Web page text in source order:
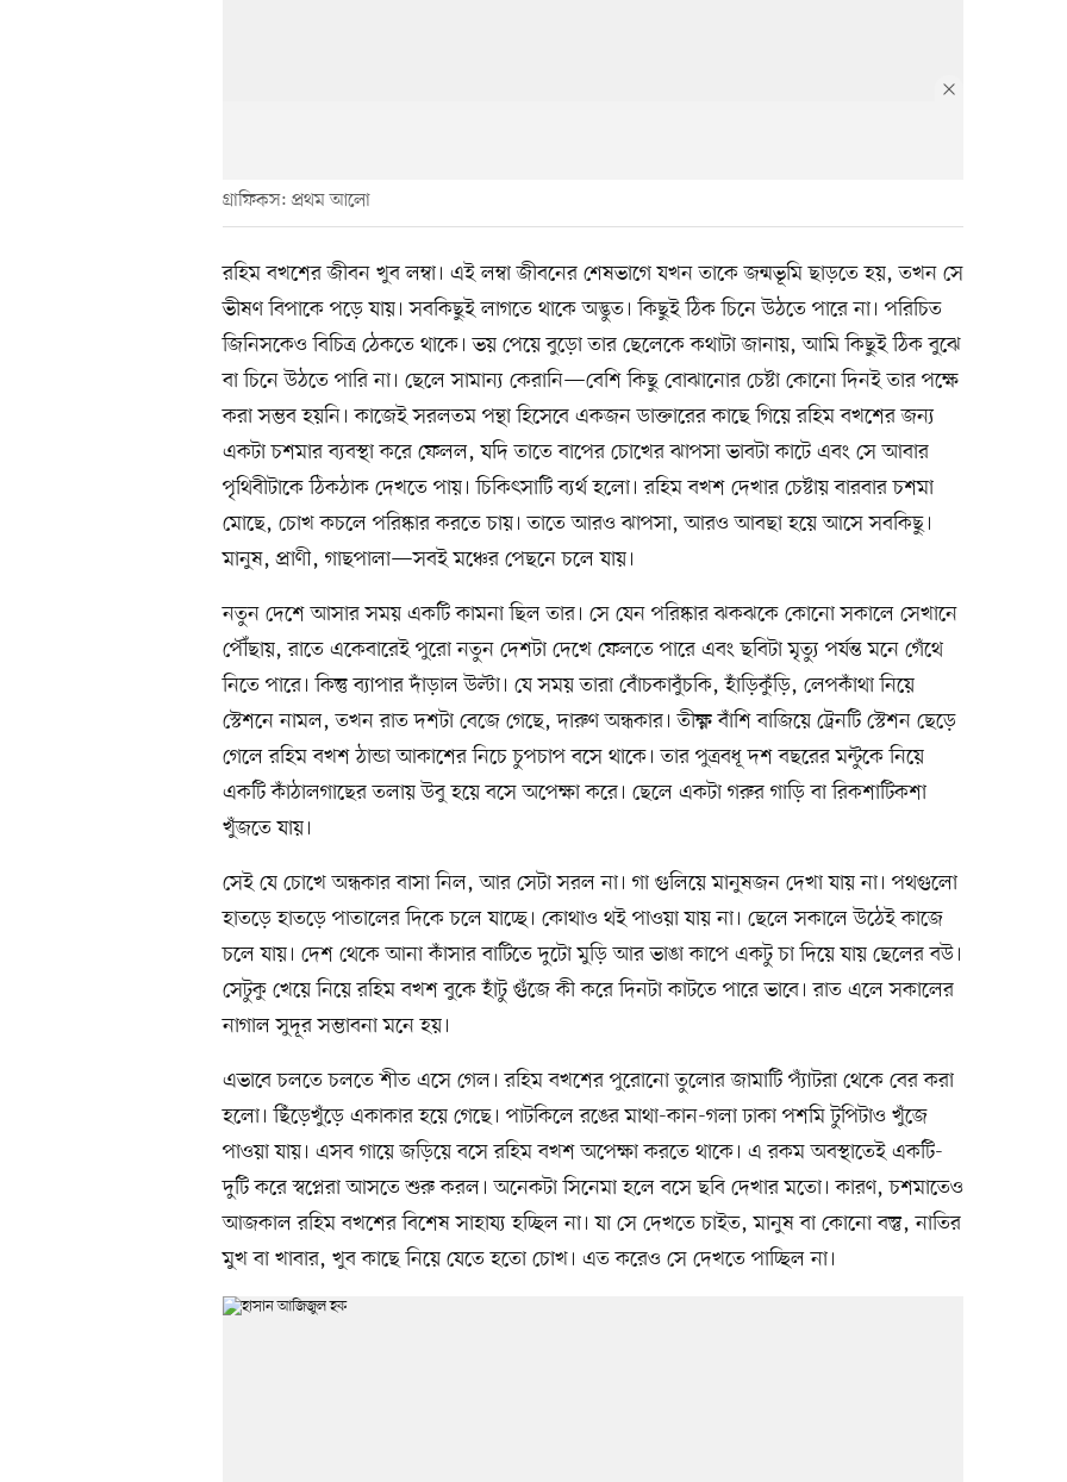
গ্রাফিকস: প্রথম আলো
রহিম বখশের জীবন খুব লম্বা। এই লম্বা জীবনের শেষভাগে যখন তাকে জন্মভূমি ছাড়তে হয়, তখন সে
ভীষণ বিপাকে পড়ে যায়। সবকিছুই লাগতে থাকে অদ্ভুত। কিছুই ঠিক চিনে উঠতে পারে না। পরিচিত
জিনিসকেও বিচিত্র ঠেকতে থাকে। ভয় পেয়ে বুড়ো তার ছেলেকে কথাটা জানায়, আমি কিছুই ঠিক বুঝে
বা চিনে উঠতে পারি না। ছেলে সামান্য কেরানি—বেশি কিছু বোঝানোর চেষ্টা কোনো দিনই তার পক্ষে
করা সম্ভব হয়নি। কাজেই সরলতম পন্থা হিসেবে একজন ডাক্তারের কাছে গিয়ে রহিম বখশের জন্য
একটা চশমার ব্যবস্থা করে ফেলল, যদি তাতে বাপের চোখের ঝাপসা ভাবটা কাটে এবং সে আবার
পৃথিবীটাকে ঠিকঠাক দেখতে পায়। চিকিৎসাটি ব্যর্থ হলো। রহিম বখশ দেখার চেষ্টায় বারবার চশমা
মোছে, চোখ কচলে পরিষ্কার করতে চায়। তাতে আরও ঝাপসা, আরও আবছা হয়ে আসে সবকিছু।
মানুষ, প্রাণী, গাছপালা—সবই মঞ্চের পেছনে চলে যায়।
নতুন দেশে আসার সময় একটি কামনা ছিল তার। সে যেন পরিষ্কার ঝকঝকে কোনো সকালে সেখানে
পৌঁছায়, রাতে একেবারেই পুরো নতুন দেশটা দেখে ফেলতে পারে এবং ছবিটা মৃত্যু পর্যন্ত মনে গেঁথে
নিতে পারে। কিন্তু ব্যাপার দাঁড়াল উল্টা। যে সময় তারা বোঁচকাবুঁচকি, হাঁড়িকুঁড়ি, লেপকাঁথা নিয়ে
স্টেশনে নামল, তখন রাত দশটা বেজে গেছে, দারুণ অন্ধকার। তীক্ষ্ণ বাঁশি বাজিয়ে ট্রেনটি স্টেশন ছেড়ে
গেলে রহিম বখশ ঠান্ডা আকাশের নিচে চুপচাপ বসে থাকে। তার পুত্রবধূ দশ বছরের মন্টুকে নিয়ে
একটি কাঁঠালগাছের তলায় উবু হয়ে বসে অপেক্ষা করে। ছেলে একটা গরুর গাড়ি বা রিকশাটিকশা
খুঁজতে যায়।
সেই যে চোখে অন্ধকার বাসা নিল, আর সেটা সরল না। গা গুলিয়ে মানুষজন দেখা যায় না। পথগুলো
হাতড়ে হাতড়ে পাতালের দিকে চলে যাচ্ছে। কোথাও থই পাওয়া যায় না। ছেলে সকালে উঠেই কাজে
চলে যায়। দেশ থেকে আনা কাঁসার বাটিতে দুটো মুড়ি আর ভাঙা কাপে একটু চা দিয়ে যায় ছেলের বউ।
সেটুকু খেয়ে নিয়ে রহিম বখশ বুকে হাঁটু গুঁজে কী করে দিনটা কাটতে পারে ভাবে। রাত এলে সকালের
নাগাল সুদূর সম্ভাবনা মনে হয়।
এভাবে চলতে চলতে শীত এসে গেল। রহিম বখশের পুরোনো তুলোর জামাটি প্যাঁটরা থেকে বের করা
হলো। ছিঁড়েখুঁড়ে একাকার হয়ে গেছে। পাটকিলে রঙের মাথা-কান-গলা ঢাকা পশমি টুপিটাও খুঁজে
পাওয়া যায়। এসব গায়ে জড়িয়ে বসে রহিম বখশ অপেক্ষা করতে থাকে। এ রকম অবস্থাতেই একটি-
দুটি করে স্বপ্নেরা আসতে শুরু করল। অনেকটা সিনেমা হলে বসে ছবি দেখার মতো। কারণ, চশমাতেও
আজকাল রহিম বখশের বিশেষ সাহায্য হচ্ছিল না। যা সে দেখতে চাইত, মানুষ বা কোনো বস্তু, নাতির
মুখ বা খাবার, খুব কাছে নিয়ে যেতে হতো চোখ। এত করেও সে দেখতে পাচ্ছিল না।